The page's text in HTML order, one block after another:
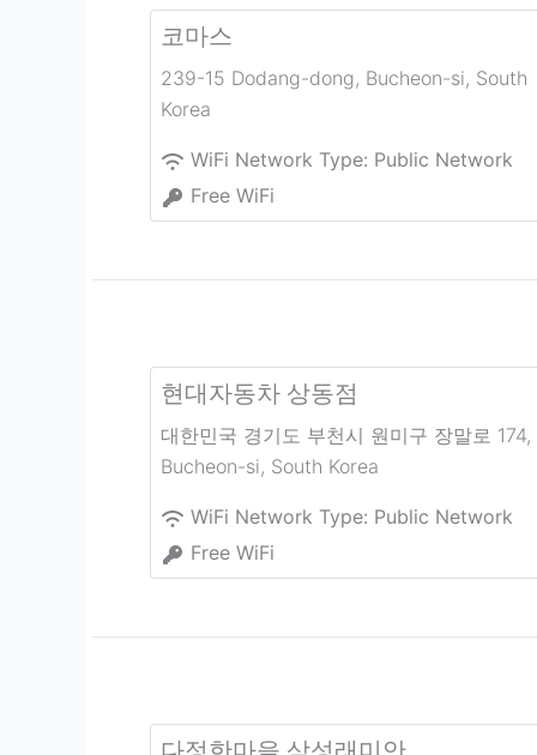
코마스
239-15 Dodang-dong, Bucheon-si, South
Korea
WiFi Network Type: Public Network
Free WiFi
현대자동차 상동점
대한민국 경기도 부천시 원미구 장말로 174,
Bucheon-si, South Korea
WiFi Network Type: Public Network
Free WiFi